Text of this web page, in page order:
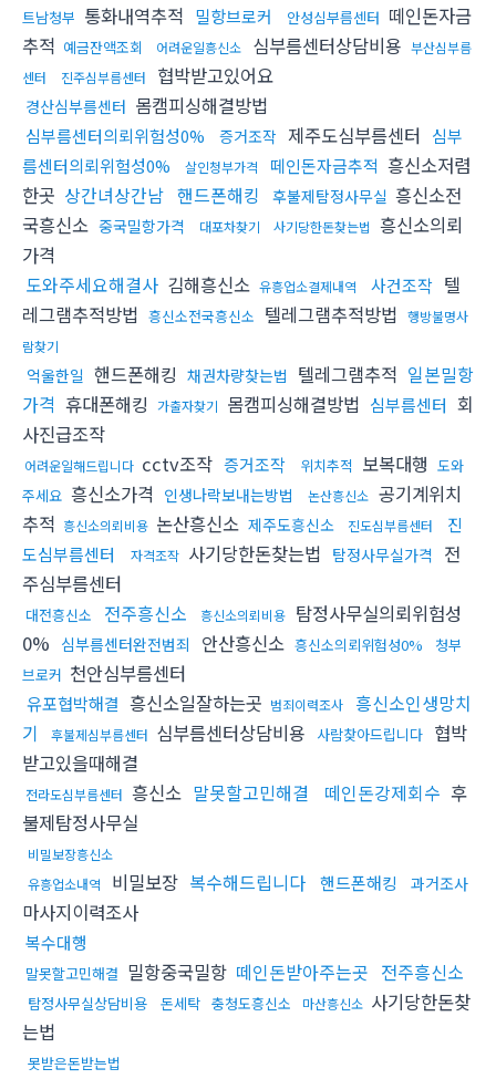
트남청부 통화내역추적 밀항브로커 안성심부름센터 떼인돈자금
추적 예금잔액조회 어려운일흥신소 심부름센터상담비용 부산심부름
센터
진주심부름센터 협박받고있어요
경산심부름센터 몸캠피싱해결방법
심부름센터의뢰위험성0% 증거조작 제주도심부름센터 심부
름센터의뢰위험성0%
살인청부가격 떼인돈자금추적 흥신소저렴
한곳 상간녀상간남 핸드폰해킹 후불제탐정사무실 흥신소전
국흥신소 중국밀항가격 대포차찾기 사기당한돈찾는법 흥신소의뢰
가격
도와주세요해결사 김해흥신소 유흥업소결제내역 사건조작 텔
레그램추적방법 흥신소전국흥신소 텔레그램추적방법 행방불명사
람찾기
억울한일 핸드폰해킹 채권차량찾는법 텔레그램추적 일본밀항
가격 휴대폰해킹 가출자찾기 몸캠피싱해결방법 심부름센터 회
사진급조작
어려운일해드립니다 cctv조작 증거조작 위치추적 보복대행 도와
주세요 흥신소가격 인생나락보내는방법 논산흥신소 공기계위치
추적 흥신소의뢰비용 논산흥신소 제주도흥신소 진도심부름센터
진
도심부름센터
자격조작 사기당한돈찾는법 탐정사무실가격 전
주심부름센터
대전흥신소 전주흥신소 흥신소의뢰비용 탐정사무실의뢰위험성
0% 심부름센터완전범죄 안산흥신소 흥신소의뢰위험성0%
청부
브로커 천안심부름센터
유포협박해결 흥신소일잘하는곳 범죄이력조사
흥신소인생망치
기
후불제심부름센터 심부름센터상담비용 사람찾아드립니다 협박
받고있을때해결
전라도심부름센터 흥신소 말못할고민해결 떼인돈강제회수 후
불제탐정사무실
비밀보장흥신소
유흥업소내역
비밀보장 복수해드립니다 핸드폰해킹 과거조사
마사지이력조사
복수대행
말못할고민해결 밀항중국밀항 떼인돈받아주는곳 전주흥신소
탐정사무실상담비용 돈세탁 충청도흥신소 마산흥신소 사기당한돈찾
는법
못받은돈받는법